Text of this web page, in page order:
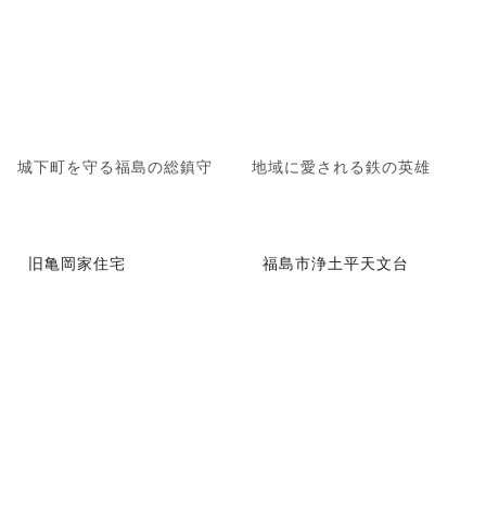
城下町を守る福島の総鎮守 地域に愛される鉄の英雄
旧亀岡家住宅 福島市浄土平天文台